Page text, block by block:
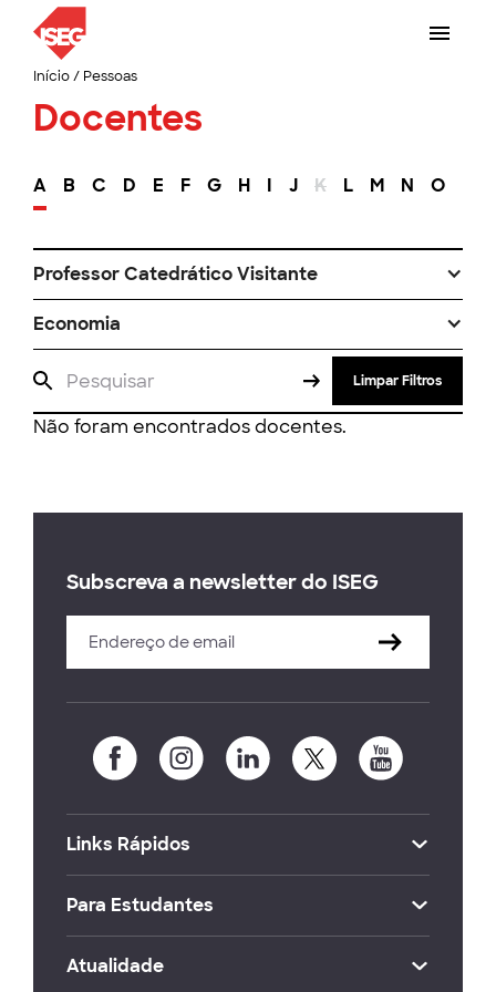
Início/ Pessoas
Docentes
A B C D E F G H I J K L M N O
Professor Catedrático Visitante
Economia
Limpar Filtros
Não foram encontrados docentes.
Subscreva a newsletter do ISEG
Links Rápidos
Para Estudantes
Atualidade